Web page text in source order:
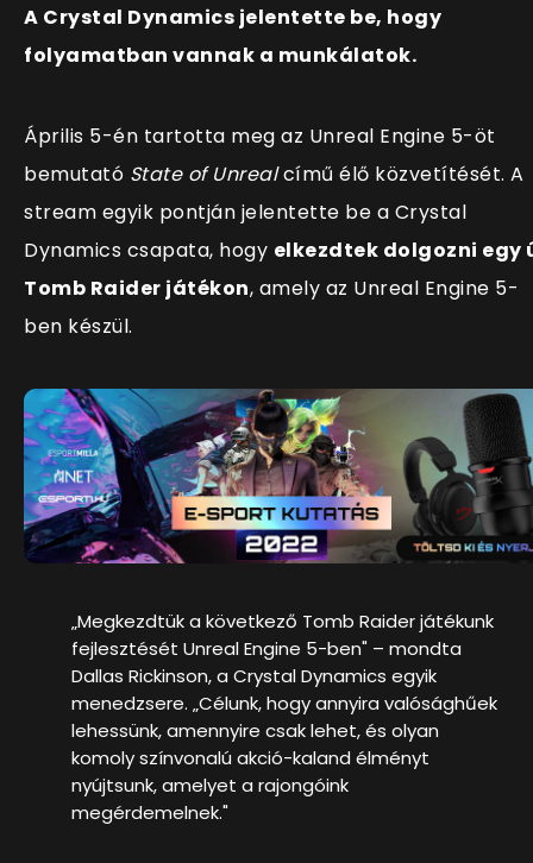
A Crystal Dynamics jelentette be, hogy
folyamatban vannak a munkálatok.
Április 5-én tartotta meg az Unreal Engine 5-öt
bemutató State of Unrealcímű élő közvetítését. A
stream egyik pontján jelentette be a Crystal
Dynamics csapata, hogy elkezdtek dolgozni egy
Tomb Raider játékon, amely az Unreal Engine 5-
ben készül.
„Megkezdtük a következő Tomb Raider játékunk
fejlesztését Unreal Engine 5-ben" – mondta
Dallas Rickinson, a Crystal Dynamics egyik
menedzsere. „Célunk, hogy annyira valósághűek
lehessünk, amennyire csak lehet, és olyan
komoly színvonalú akció-kaland élményt
nyújtsunk, amelyet a rajongóink
megérdemelnek."